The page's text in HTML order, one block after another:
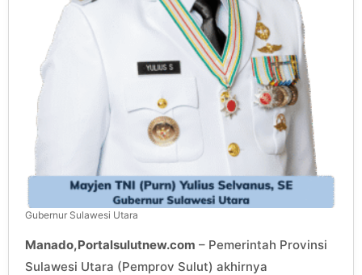
Gubernur Sulawesi Utara
Manado,Portalsulutnew.com – Pemerintah Provinsi
Sulawesi Utara (Pemprov Sulut) akhirnya